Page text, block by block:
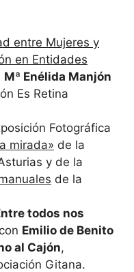
entre Mujeres y
en Entidades
Mª Enélida Manjón
Es Retina
Fotográfica
mirada» de la
y de la
de la
todos nos
con Emilio de Benito
al Cajón,
Gitana.